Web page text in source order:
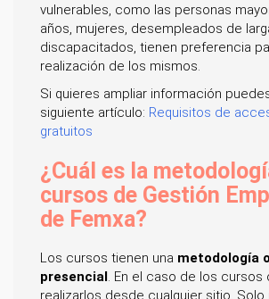
vulnerables, como las personas
años, mujeres, desempleados de
discapacitados, tienen preferencia
realización de los mismos.
Si quieres ampliar información
siguiente artículo: Requisitos de
gratuitos
¿Cuál es la
cursos de Gestión
de Femxa?
Los cursos tienen una metodología
presencial. En el caso de los cursos
realizarlos desde cualquier sitio.